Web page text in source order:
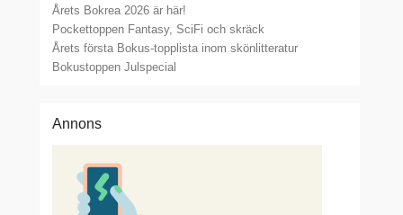
Årets Bokrea 2026 är här!
Pockettoppen Fantasy, SciFi och skräck
Årets första Bokus-topplista inom skönlitteratur
Bokustoppen Julspecial
Annons